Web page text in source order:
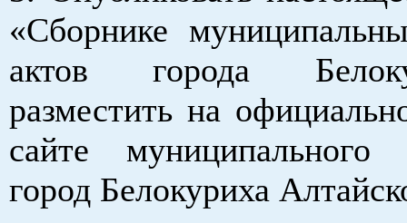
«Сборнике
актов города
разместить на
сайте муниципального
город Белокуриха